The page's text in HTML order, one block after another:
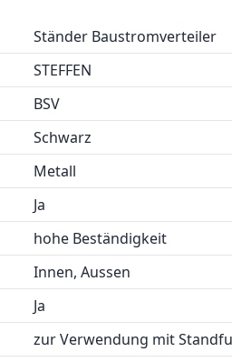
Ständer Baustromverteiler
STEFFEN
BSV
Schwarz
Metall
Ja
hohe Beständigkeit
Innen, Aussen
Ja
zur Verwendung mit